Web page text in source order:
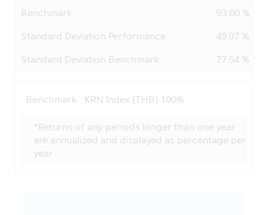
ของรหัสผ่าน
บริษัทอาจเปิดเผยข้อมูลส่วนบุคคลของท่านหรือ
เป็นส่วนตัว
อื่นๆของท่าน ด้วยเหตุผลต่อไปนี้:
กับสมาชิกบริษัทในกลุ่มของ CIMB-Principal
และ Principal Financial Group :
Benchmark:
93.60 %
Standard Deviation Performance
49.07 %
Standard Deviation Benchmark
77.54 %
Benchmark : KRN Index (THB) 100%
*Returns of any periods longer than one year
are annualized and displayed as percentage per
year